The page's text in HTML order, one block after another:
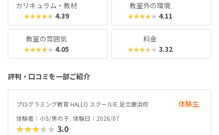
カリキュラム・教材
★★★★★ 4.39
教室外の環境
★★★★★ 4.11
教室の雰囲気
★★★★★ 4.05
料金
★★★★★ 3.32
評判・口コミを一部ご紹介
プログラミング教育 HALLO スクールIE 足立鹿浜校 体験生
体験者：小5/男の子 体験日：2026/07
★★★★★ 3.0